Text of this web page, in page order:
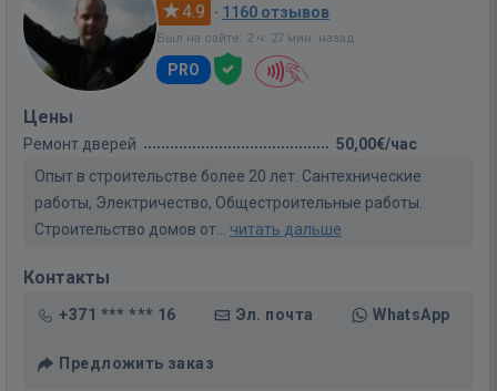
4.9 · 1160 отзывов
Был на сайте: 2 ч. 27 мин. назад
PRO
Цены
Ремонт дверей
50,00€/час
Опыт в строительстве более 20 лет. Сантехнические
работы, Электричество, Общестроительные работы.
Строительство домов от... читать дальше
Контакты
+371 *** *** 16 Эл. почта WhatsApp
Предложить заказ